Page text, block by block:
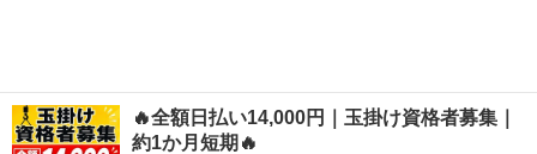
🔥全額日払い14,000円｜玉掛け資格者募集｜
約1か月短期🔥